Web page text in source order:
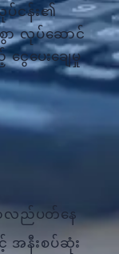
ပ်ငန်း၏
စွာ လုပ်ဆောင်
ပေးချေမှု
ာလည်ပတ်နေ
အနီးစပ်ဆုံး